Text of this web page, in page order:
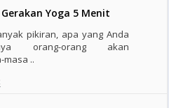
Yoga 5 Menit
pikiran, apa yang Anda
orang-orang akan
..